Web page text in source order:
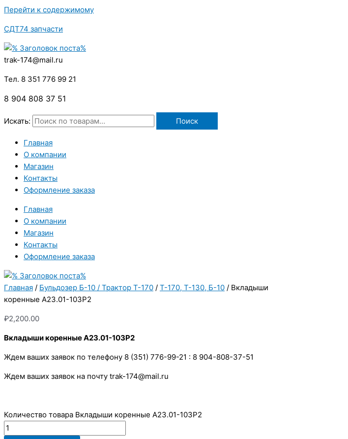
Перейти к содержимому
СДТ74 запчасти
trak-174@mail.ru
Тел. 8 351 776 99 21
8 904 808 37 51
Искать: Поиск
Главная
О компании
Магазин
Контакты
Оформление заказа
Главная
О компании
Магазин
Контакты
Оформление заказа
Главная / Бульдозер Б-10 / Трактор Т-170 / Т-170, Т-130, Б-10 / Вкладыши
коренные А23.01-103Р2
₽2,200.00
Вкладыши коренные А23.01-103Р2
Ждем ваших заявок по телефону 8 (351) 776-99-21 : 8 904-808-37-51
Ждем ваших заявок на почту trak-174@mail.ru
Количество товара Вкладыши коренные А23.01-103Р2